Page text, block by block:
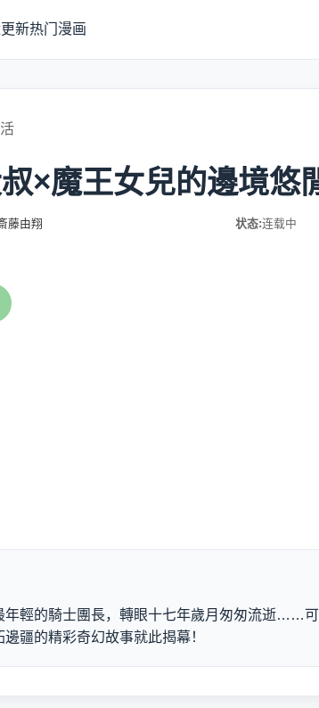
新热门漫画
×魔王女兒的邊境悠
藤由翔 状态:连载中
輕的騎士團長，轉眼十七年歲月匆匆流逝……
疆的精彩奇幻故事就此揭幕！